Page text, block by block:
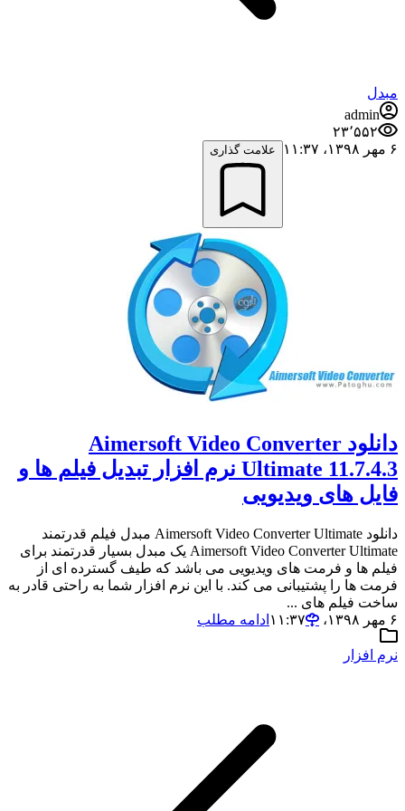
مبدل
admin
۲۳٬۵۵۲
۶ مهر ۱۳۹۸،‏ ۱۱:۳۷
علامت گذاری
دانلود Aimersoft Video Converter
Ultimate 11.7.4.3 نرم افزار تبدیل فیلم ها و
فایل های ویدیویی
دانلود Aimersoft Video Converter Ultimate مبدل فیلم قدرتمند
Aimersoft Video Converter Ultimate یک مبدل بسیار قدرتمند برای
فیلم ها و فرمت های ویدیویی می باشد که طیف گسترده ای از
فرمت ها را پشتیبانی می کند. با این نرم افزار شما به راحتی قادر به
ساخت فیلم های ...
۶ مهر ۱۳۹۸،‏ ۱۱:۳۷
ادامه مطلب
نرم افزار